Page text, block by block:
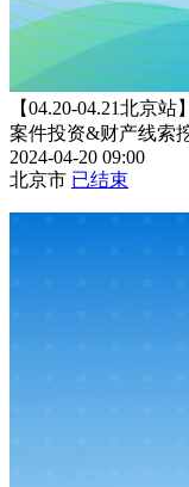
【04.20-04.21北京
案件投资&财产线索
2024-04-20 09:00
北京市 已结束